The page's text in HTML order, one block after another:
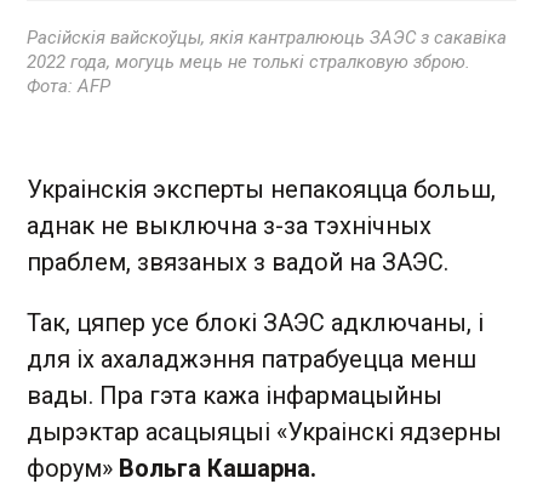
Расійскія вайскоўцы, якія кантралююць ЗАЭС з сакавіка
2022 года, могуць мець не толькі стралковую зброю.
Фота: AFP
Украінскія эксперты непакояцца больш,
аднак не выключна з-за тэхнічных
праблем, звязаных з вадой на ЗАЭС.
Так, цяпер усе блокі ЗАЭС адключаны, і
для іх ахаладжэння патрабуецца менш
вады. Пра гэта кажа інфармацыйны
дырэктар асацыяцыі «Украінскі ядзерны
форум» Вольга Кашарна.